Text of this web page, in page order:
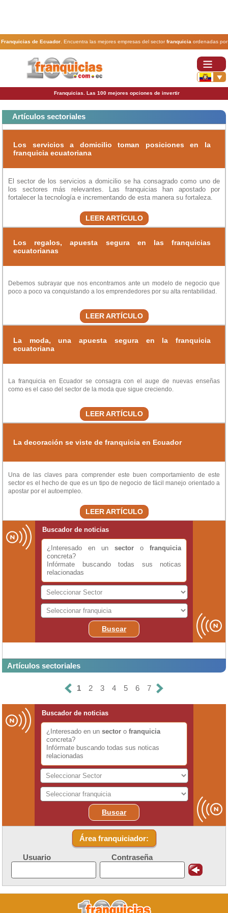
Franquicias de Ecuador. Encuentra las mejores empresas del sectorfranquicia ordenadas por
actividad. En www.100franquicias.com.ec encontrarás las más rentables, baratas y
Franquicias. Las 100 mejores opciones de invertir
Artículos sectoriales
Los servicios a domicilio toman posiciones en la
franquicia ecuatoriana
El sector de los servicios a domicilio se ha consagrado como uno de
los sectores más relevantes. Las franquicias han apostado por
fortalecer la tecnología e incrementando de esta manera su fortaleza.
LEER ARTÍCULO
Los regalos, apuesta segura en las franquicias
ecuatorianas
Debemos subrayar que nos encontramos ante un modelo de negocio que
poco a poco va conquistando a los emprendedores por su alta rentabilidad.
LEER ARTÍCULO
La moda, una apuesta segura en la franquicia
ecuatoriana
La franquicia en Ecuador se consagra con el auge de nuevas enseñas
como es el caso del sector de la moda que sigue creciendo.
LEER ARTÍCULO
La decoración se viste de franquicia en Ecuador
Una de las claves para comprender este buen comportamiento de este
sector es el hecho de que es un tipo de negocio de fácil manejo orientado a
apostar por el autoempleo.
LEER ARTÍCULO
Buscador de noticias
¿Interesado en un sector o franquicia
concreta?
Infórmate buscando todas sus noticas
relacionadas
Buscar
Artículos sectoriales
1 2 3 4 5 6 7
Buscador de noticias
¿Interesado en un sector o franquicia
concreta?
Infórmate buscando todas sus noticas
relacionadas
Buscar
Área franquiciador:
Usuario Contraseña